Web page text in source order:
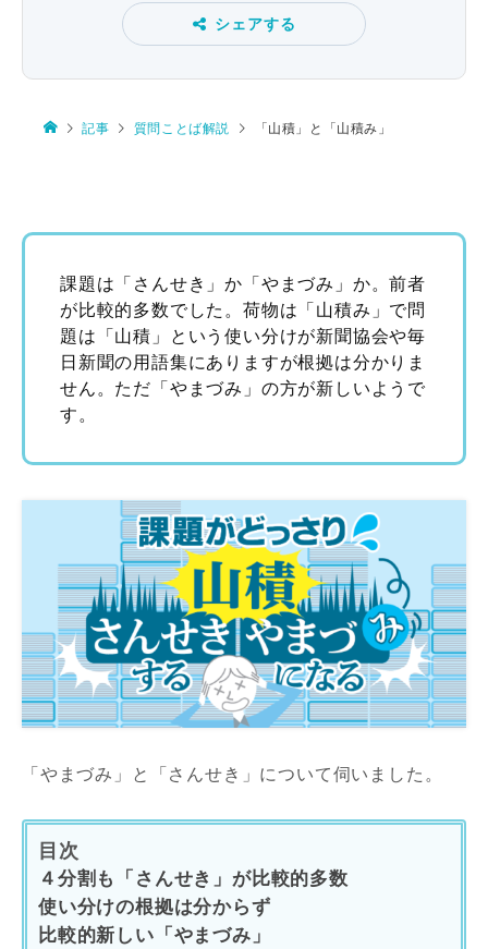
シェアする
記事 質問ことば解説 「山積」と「山積み」
課題は「さんせき」か「やまづみ」か。前者
が比較的多数でした。荷物は「山積み」で問
題は「山積」という使い分けが新聞協会や毎
日新聞の用語集にありますが根拠は分かりま
せん。ただ「やまづみ」の方が新しいようで
す。
「やまづみ」と「さんせき」について伺いました。
目次
４分割も「さんせき」が比較的多数
使い分けの根拠は分からず
比較的新しい「やまづみ」